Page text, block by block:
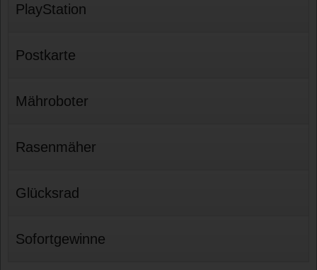
PlayStation
Postkarte
Mähroboter
Rasenmäher
Glücksrad
Sofortgewinne